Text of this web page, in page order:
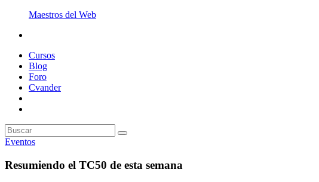
Maestros del Web
Cursos
Blog
Foro
Cvander
Eventos
Resumiendo el TC50 de esta semana